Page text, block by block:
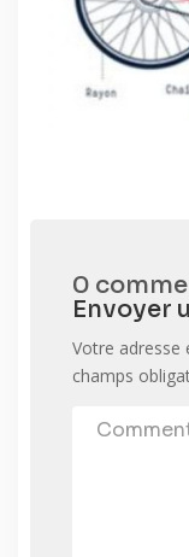
0
Envoyer
Votre adresse
champs